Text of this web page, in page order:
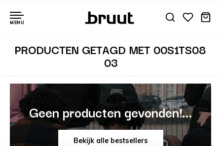
MENU
PRODUCTEN GETAGD MET 00S1TS08
03
Geen producten gevonden!...
Bekijk alle bestsellers